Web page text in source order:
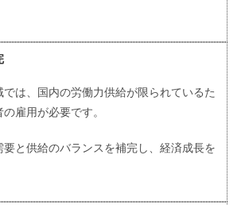
は、国内の労働力供給が限られているた
雇用が必要です。
と供給のバランスを補完し、経済成長を